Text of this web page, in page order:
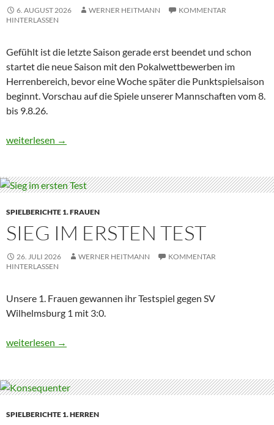
6. AUGUST 2026 WERNER HEITMANN
KOMMENTAR
HINTERLASSEN
Gefühlt ist die letzte Saison gerade erst beendet und schon
startet die neue Saison mit den Pokalwettbewerben im
Herrenbereich, bevor eine Woche später die Punktspielsaison
beginnt. Vorschau auf die Spiele unserer Mannschaften vom 8.
bis 9.8.26.
Es geht los im Pokal
weiterlesen →
SPIELBERICHTE 1. FRAUEN
SIEG IM ERSTEN TEST
26. JULI 2026 WERNER HEITMANN
KOMMENTAR
HINTERLASSEN
Unsere 1. Frauen gewannen ihr Testspiel gegen SV
Wilhelmsburg 1 mit 3:0.
Sieg im ersten Test
weiterlesen →
SPIELBERICHTE 1. HERREN